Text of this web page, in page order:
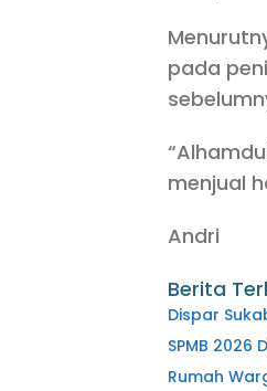
pada
menjual
Andri
Berita
Dispar
SPMB
Rumah